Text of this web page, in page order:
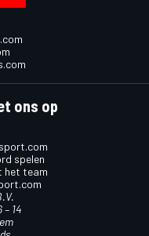
ons op
spelen
het team
14